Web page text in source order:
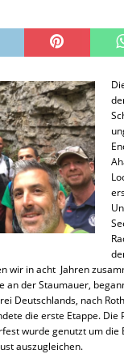
wir in acht Jahren
an der Staumauer,
Deutschlands, nach
die erste Etappe. Die
wurde genutzt um die
auszugleichen.